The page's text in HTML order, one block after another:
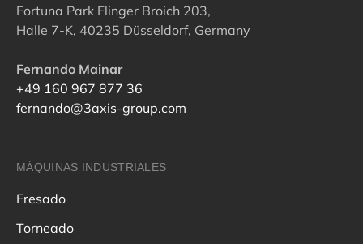
Fortuna Park Flinger Broich 203,
Halle 7-K, 40235 Düsseldorf, Germany
Fernando Mainar
+49 160 967 877 36
fernando@3axis-group.com
MÁQUINAS INDUSTRIALES
Fresado
Torneado